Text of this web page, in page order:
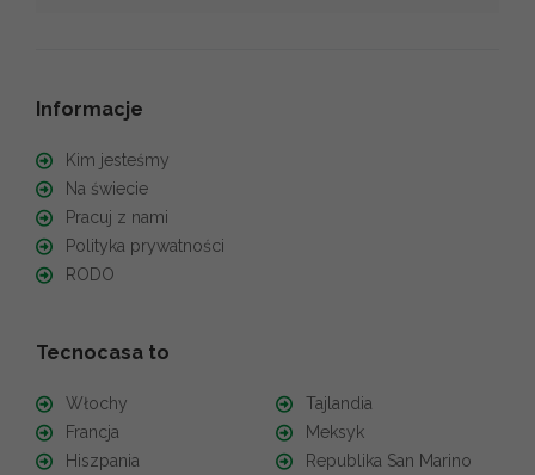
Informacje
Kim jesteśmy
Na świecie
Pracuj z nami
Polityka prywatności
RODO
Tecnocasa to
Włochy
Francja
Hiszpania
Tajlandia
Meksyk
Republika San Marino